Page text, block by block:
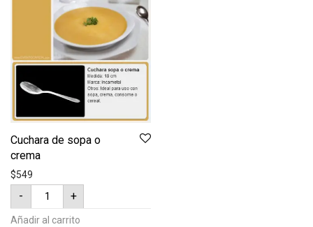
Cuchara de sopa o
crema
$549
-
Cuchara
sopa
o
+
Añadir al carrito